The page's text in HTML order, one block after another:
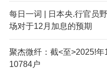
每日一词 | 日本央.行官员
场对于12月加息的预期
聚杰微纤：截<至>2025!
10784户